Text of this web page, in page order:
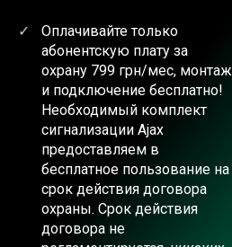
Оплачивайте только
абонентскую плату за
охрану 799 грн/мес, монтаж
и подключение бесплатно!
Необходимый комплект
сигнализации Ajax
предоставляем в
бесплатное пользование на
срок действия договора
охраны. Срок действия
договора не